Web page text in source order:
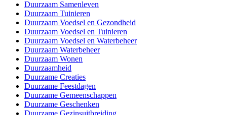
Duurzaam Samenleven
Duurzaam Tuinieren
Duurzaam Voedsel en Gezondheid
Duurzaam Voedsel en Tuinieren
Duurzaam Voedsel en Waterbeheer
Duurzaam Waterbeheer
Duurzaam Wonen
Duurzaamheid
Duurzame Creaties
Duurzame Feestdagen
Duurzame Gemeenschappen
Duurzame Geschenken